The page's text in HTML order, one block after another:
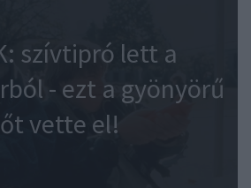
szívtipró lett a
- ezt a gyönyörű
vette el!